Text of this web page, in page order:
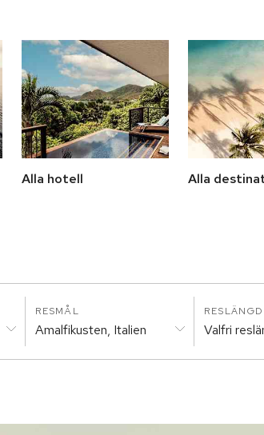
Alla hotell Alla
RESMÅL
Amalfikusten, Italien
RESLÄNGD
Valfri